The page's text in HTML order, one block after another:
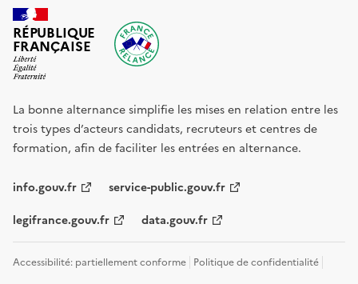
RÉPUBLIQUE
FRANÇAISE
La bonne alternance simplifie les mises en relation entre les
trois types d’acteurs candidats, recruteurs et centres de
formation, afin de faciliter les entrées en alternance.
info.gouv.fr service-public.gouv.fr
legifrance.gouv.fr data.gouv.fr
Accessibilité: partiellement conforme Politique de confidentialité